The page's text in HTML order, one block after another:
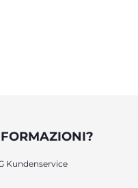
Kundenservice